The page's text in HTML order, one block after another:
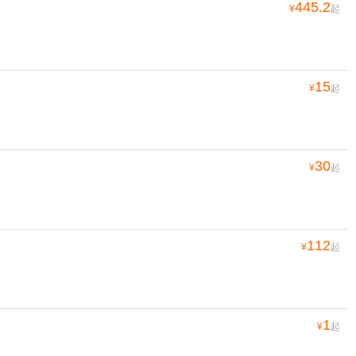
¥445.2起
¥15起
¥30起
¥112起
¥1起